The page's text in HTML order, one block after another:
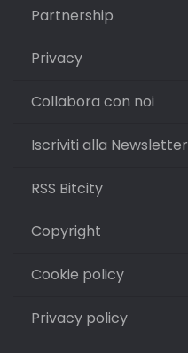
Partnership
Privacy
Collabora con noi
Iscriviti alla Newsletter
RSS Bitcity
Copyright
Cookie policy
Privacy policy